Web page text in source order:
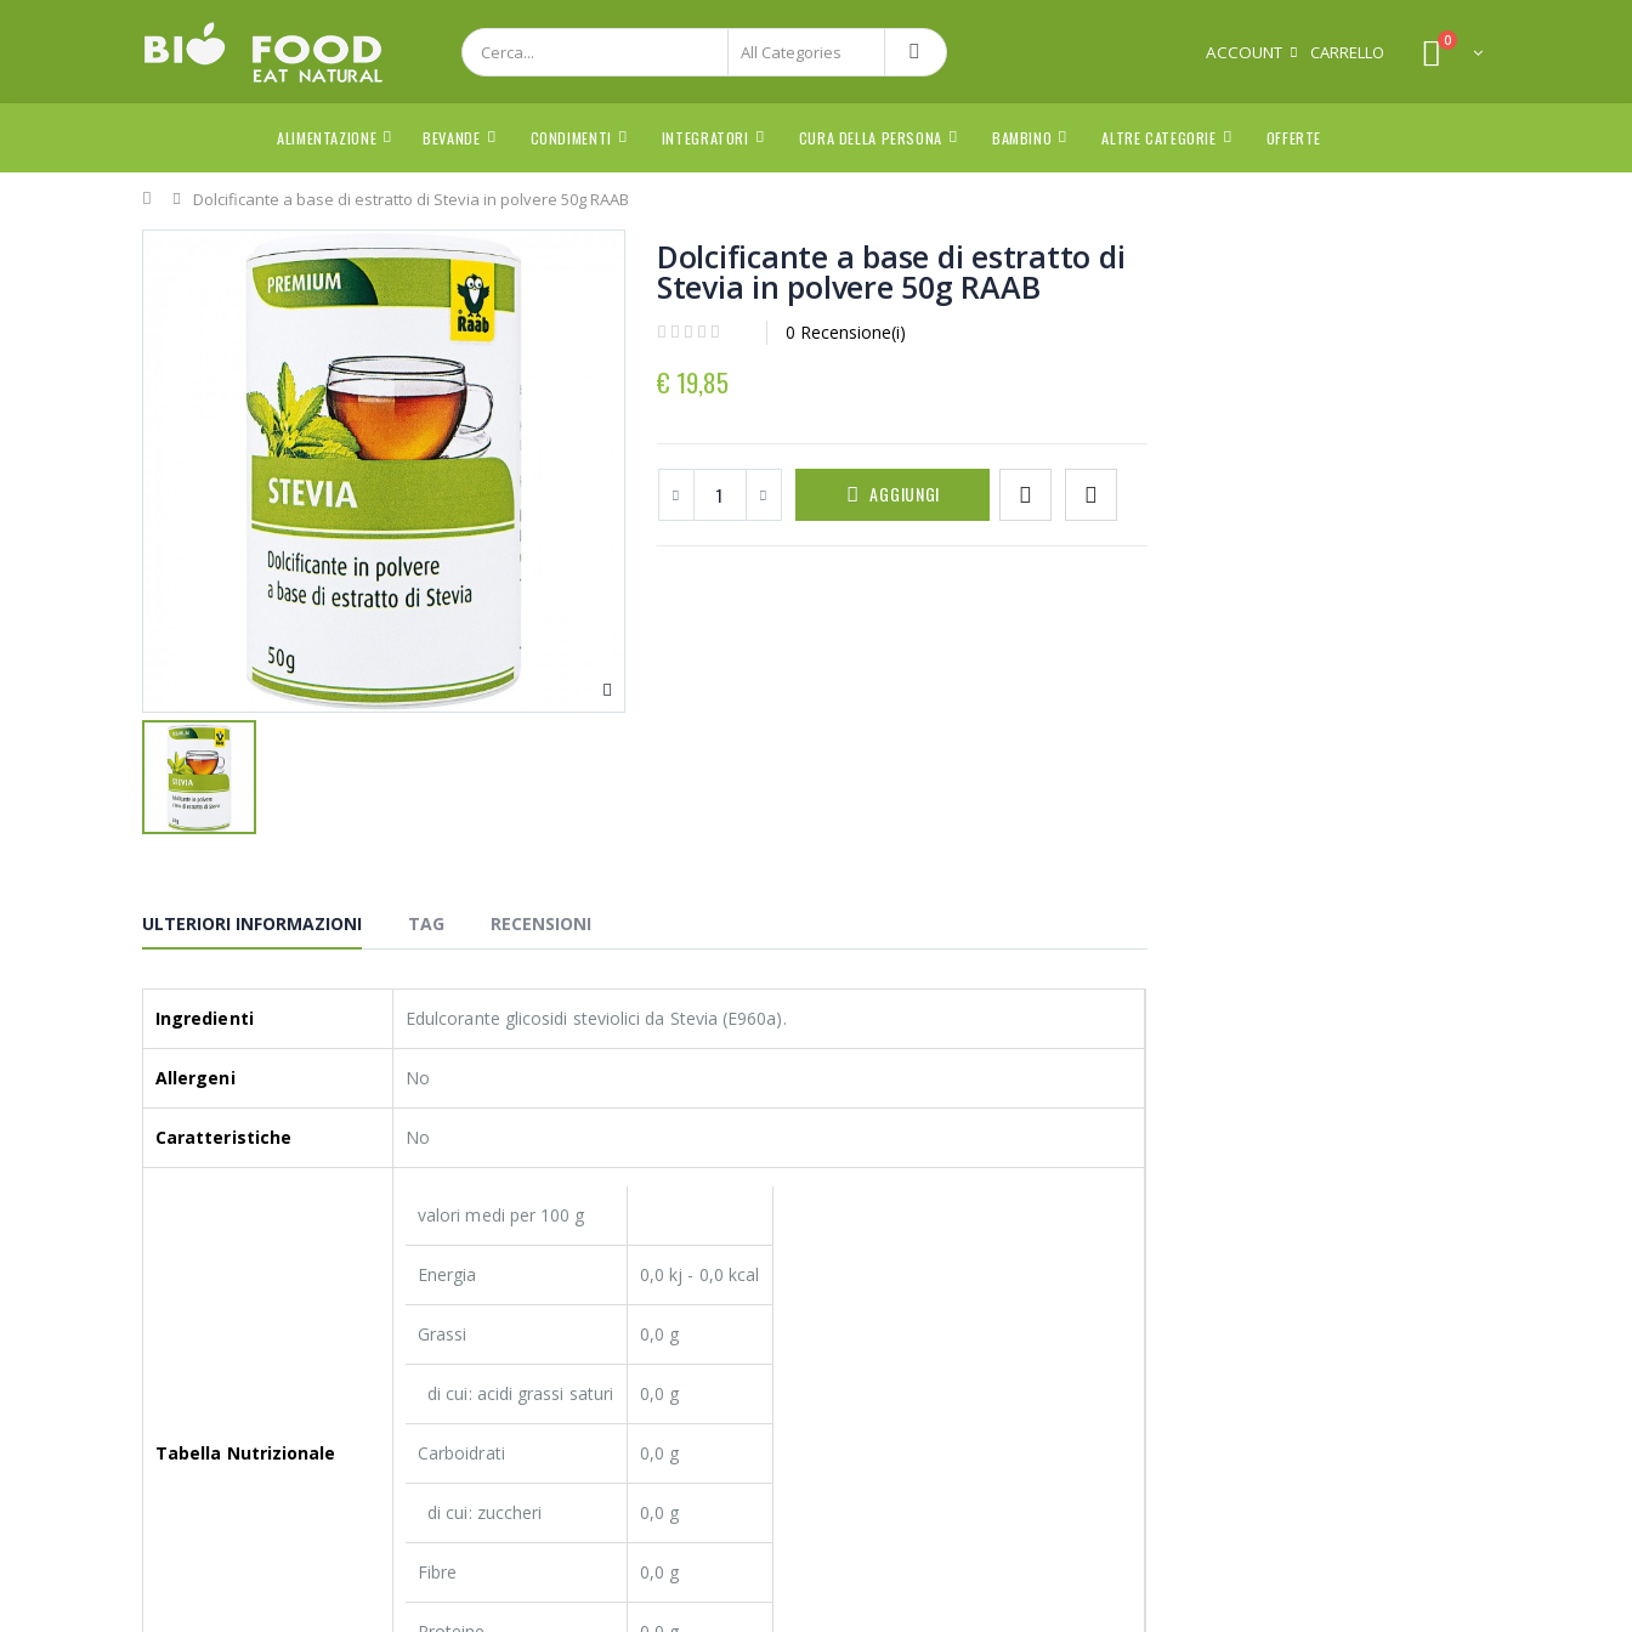
ACCOUNT CARRELLO
0
ALIMENTAZIONE BEVANDE CONDIMENTI INTEGRATORI CURA DELLA PERSONA BAMBINO ALTRE CATEGORIE OFFERTE
Home
Dolcificante a base di estratto di Stevia in polvere 50g RAAB
Dolcificante a base di estratto di
Stevia in polvere 50g RAAB
0 Recensione(i)
€ 19,85
AGGIUNGI
ULTERIORI INFORMAZIONI TAG RECENSIONI
Ingredienti Edulcorante glicosidi steviolici da Stevia (E960a).
Allergeni No
Caratteristiche No
Tabella Nutrizionale
valori medi per 100 g
Energia 0,0 kj - 0,0 kcal
Grassi 0,0 g
di cui: acidi grassi saturi 0,0 g
Carboidrati 0,0 g
di cui: zuccheri 0,0 g
Fibre 0,0 g